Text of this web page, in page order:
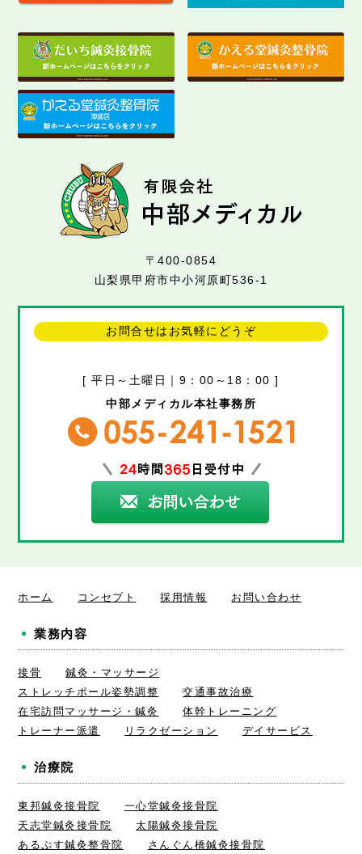
〒400-0854
山梨県甲府市中小河原町536-1
お問合せはお気軽にどうぞ
[ 平日～土曜日｜9：00～18：00 ]
中部メディカル本社事務所
ホーム コンセプト 採用情報 お問い合わせ
業務内容
接骨
鍼灸・マッサージ
ストレッチポール姿勢調整
交通事故治療
在宅訪問マッサージ・鍼灸
体幹トレーニング
トレーナー派遣
リラクゼーション デイサービス
治療院
東邦鍼灸接骨院
一心堂鍼灸接骨院
天志堂鍼灸接骨院
太陽鍼灸接骨院
あるぷす鍼灸整骨院
さんぐん橋鍼灸接骨院